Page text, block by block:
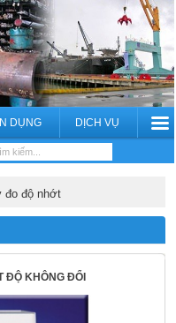
DỤNG DỊCH VỤ
đo độ nhớt
ĐỘ KHÔNG ĐỔI